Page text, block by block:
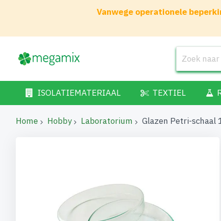
Vanwege operationele
ISOLATIEMATERIAAL TEXTIEL
Home Hobby Laboratorium Glazen Petri-schaal